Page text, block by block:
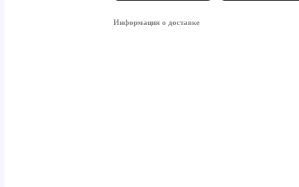
Информация о доставке